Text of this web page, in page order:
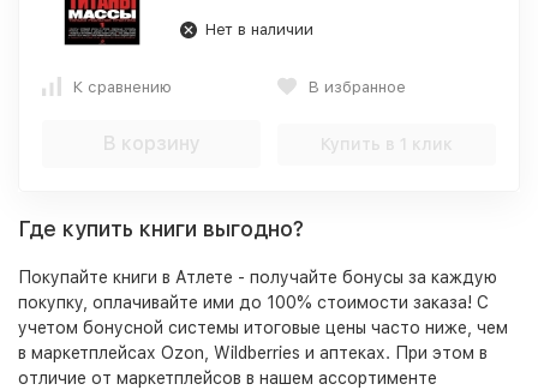
Нет в наличии
К сравнению В избранное
В корзину Купить в 1 клик
Где купить книги выгодно?
Покупайте книги в Атлете - получайте бонусы за каждую
покупку, оплачивайте ими до 100% стоимости заказа! С
учетом бонусной системы итоговые цены часто ниже, чем
в маркетплейсах Ozon, Wildberries и аптеках. При этом в
отличие от маркетплейсов в нашем ассортименте